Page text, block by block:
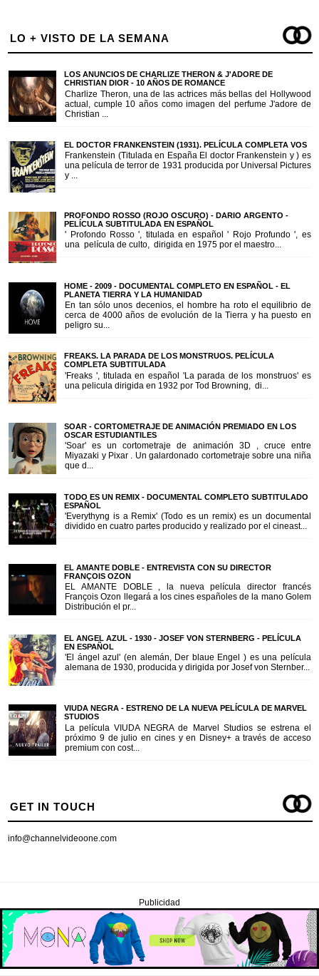
LO + VISTO DE LA SEMANA
LOS ANUNCIOS DE CHARLIZE THERON & J'ADORE DE
CHRISTIAN DIOR - 10 AÑOS DE ROMANCE
Charlize Theron, una de las actrices más bellas del Hollywood
actual, cumple 10 años como imagen del perfume J'adore de
Christian ...
EL DOCTOR FRANKENSTEIN (1931). PELÍCULA COMPLETA VOS
Frankenstein (Titulada en España El doctor Frankenstein y ) es
una película de terror de 1931 producida por Universal Pictures
y ...
PROFONDO ROSSO (ROJO OSCURO) - DARIO ARGENTO -
PELÍCULA SUBTITULADA EN ESPAÑOL
' Profondo Rosso ', titulada en español ' Rojo Profundo ', es
una película de culto, dirigida en 1975 por el maestro...
HOME - 2009 - DOCUMENTAL COMPLETO EN ESPAÑOL - EL
PLANETA TIERRA Y LA HUMANIDAD
En tan sólo unos decenios, el hombre ha roto el equilibrio de
cerca de 4000 años de evolución de la Tierra y ha puesto en
peligro su...
FREAKS. LA PARADA DE LOS MONSTRUOS. PELÍCULA
COMPLETA SUBTITULADA
'Freaks ', titulada en español 'La parada de los monstruos' es
una pelicula dirigida en 1932 por Tod Browning, di...
SOAR - CORTOMETRAJE DE ANIMACIÓN PREMIADO EN LOS
OSCAR ESTUDIANTILES
'Soar' es un cortometraje de animación 3D , cruce entre
Miyazaki y Pixar . Un galardonado cortometraje sobre una niña
que d...
TODO ES UN REMIX - DOCUMENTAL COMPLETO SUBTITULADO
ESPAÑOL
'Everythyng is a Remix' (Todo es un remix) es un documental
dividido en cuatro partes producido y realizado por el cineast...
EL AMANTE DOBLE - ENTREVISTA CON SU DIRECTOR
FRANÇOIS OZON
EL AMANTE DOBLE , la nueva película director francés
François Ozon llegará a los cines españoles de la mano Golem
Distribución el pr...
EL ANGEL AZUL - 1930 - JOSEF VON STERNBERG - PELÍCULA
EN ESPAÑOL
'El ángel azul' (en alemán, Der blaue Engel ) es una película
alemana de 1930, producida y dirigida por Josef von Sternber...
VIUDA NEGRA - ESTRENO DE LA NUEVA PELÍCULA DE MARVEL
STUDIOS
La película VIUDA NEGRA de Marvel Studios se estrena el
próximo 9 de julio en cines y en Disney+ a través de acceso
premium con cost...
GET IN TOUCH
info@channelvideoone.com
Publicidad